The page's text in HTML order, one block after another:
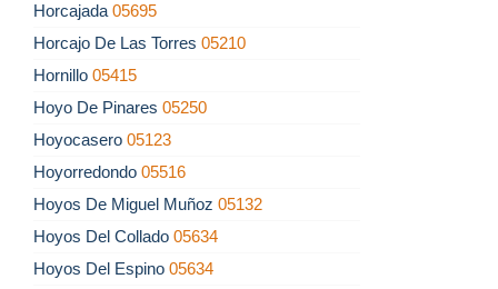
Horcajada 05695
Horcajo De Las Torres 05210
Hornillo 05415
Hoyo De Pinares 05250
Hoyocasero 05123
Hoyorredondo 05516
Hoyos De Miguel Muñoz 05132
Hoyos Del Collado 05634
Hoyos Del Espino 05634